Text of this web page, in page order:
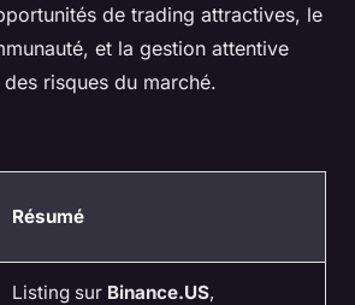
de trading attractives, le
et la gestion attentive
risques du marché.
Résumé
Listing sur Binance.US,